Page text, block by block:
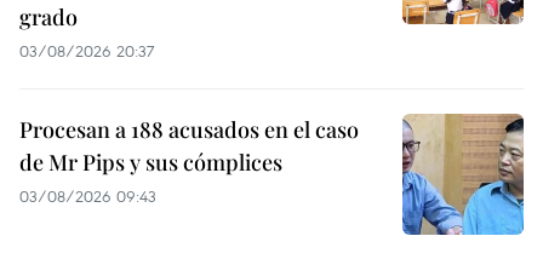
grado
03/08/2026 20:37
Procesan a 188 acusados en el caso
de Mr Pips y sus cómplices
03/08/2026 09:43